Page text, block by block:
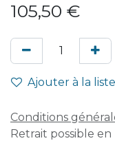
105,50 €
Ajouter à la
Conditions
Retrait possible en